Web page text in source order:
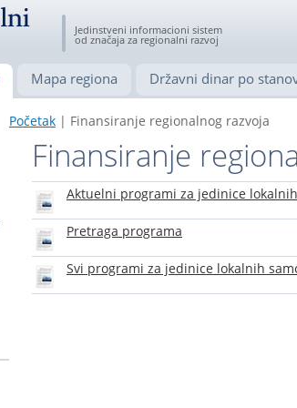
Jedinstveni informacioni sistem
od značaja za regionalni razvoj
Mapa regiona Državni dinar po
Početak | Finansiranje regionalnog razvoja
Finansiranje
Aktuelni programi za jedinice
Pretraga programa
Svi programi za jedinice lokalnih